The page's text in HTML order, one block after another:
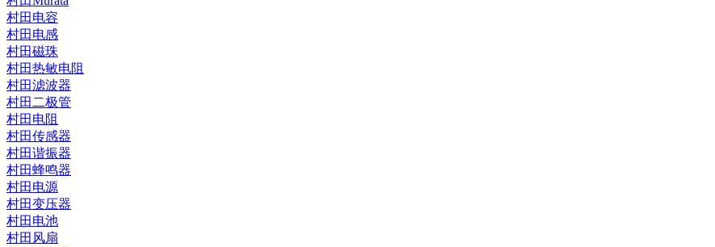
村田电容
村田电感
村田磁珠
村田热敏电阻
村田滤波器
村田二极管
村田电阻
村田传感器
村田谐振器
村田蜂鸣器
村田电源
村田变压器
村田电池
村田风扇